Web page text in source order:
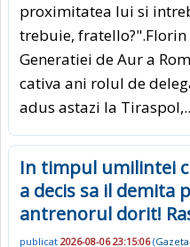
proximitatea lui si
trebuie,
Generatiei de Aur a
cativa ani rolul de
adus astazi la
In timpul umilintei
a decis sa il demita
antrenorul dorit!
publicat 2026-08-06 23:15:06(